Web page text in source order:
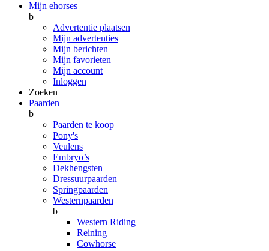
Mijn ehorses
b
Advertentie plaatsen
Mijn advertenties
Mijn berichten
Mijn favorieten
Mijn account
Inloggen
Zoeken
Paarden
b
Paarden te koop
Pony's
Veulens
Embryo’s
Dekhengsten
Dressuurpaarden
Springpaarden
Westernpaarden
b
Western Riding
Reining
Cowhorse